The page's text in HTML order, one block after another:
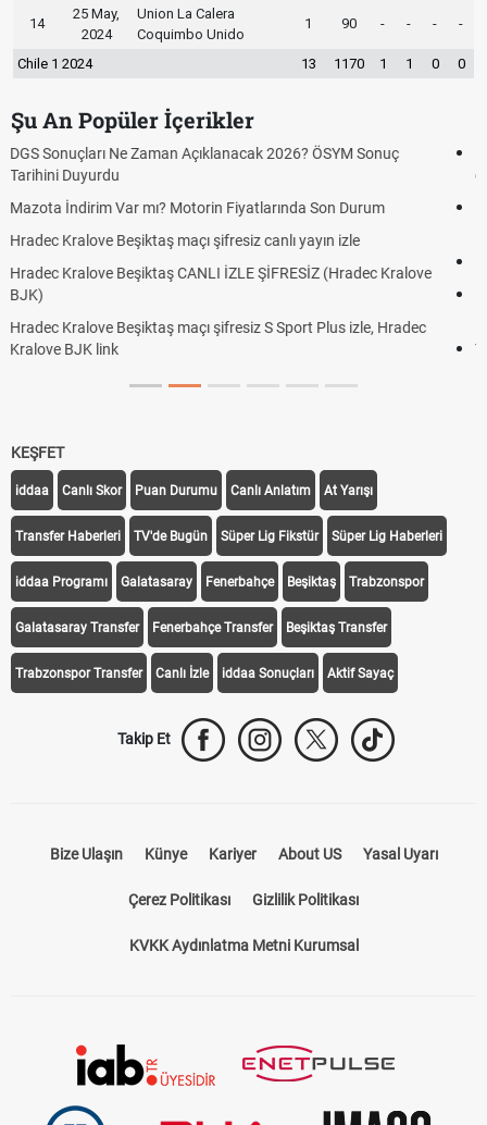
14
25 May,
2024
Union La Calera
Coquimbo Unido
1 90 - - - -
Chile 1 2024 13 1170 1 1 0 0
Şu An Popüler İçerikler
Hradec Kralove Beşiktaş ücretsiz izle, Hradec Kralove BJK maçı
canlı linki
Hradec Kralove - Beşiktaş maçı şifresiz izle canlı S Sport Plus
Hradec Kralove - Beşiktaş maçı şifresiz izle canlı tv100 linki
Hradec Kralove Beşiktaş maçı şifresiz tv100 izle, Hradec Kralove
Trivela Nedir? Trivela Vuruşu Nasıl Yapılır?
KEŞFET
iddaa Canlı Skor Puan Durumu Canlı Anlatım At Yarışı
Transfer Haberleri TV'de Bugün Süper Lig Fikstür Süper Lig Haberleri
iddaa Programı Galatasaray Fenerbahçe Beşiktaş Trabzonspor
Galatasaray Transfer Fenerbahçe Transfer Beşiktaş Transfer
Trabzonspor Transfer Canlı İzle iddaa Sonuçları Aktif Sayaç
Takip Et
Bize Ulaşın Künye Kariyer About US Yasal Uyarı
Çerez Politikası Gizlilik Politikası
KVKK Aydınlatma Metni Kurumsal